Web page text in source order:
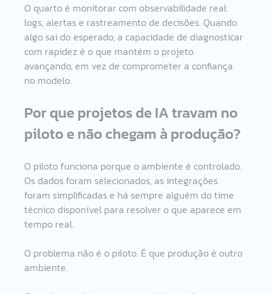
O quarto é monitorar com observabilidade real:
logs, alertas e rastreamento de decisões. Quando
algo sai do esperado, a capacidade de diagnosticar
com rapidez é o que mantém o projeto
avançando, em vez de comprometer a confiança
no modelo.
Por que projetos de IA travam no
piloto e não chegam à produção?
O piloto funciona porque o ambiente é controlado.
Os dados foram selecionados, as integrações
foram simplificadas e há sempre alguém do time
técnico disponível para resolver o que aparece em
tempo real.
O problema não é o piloto. É que produção é outro
ambiente.